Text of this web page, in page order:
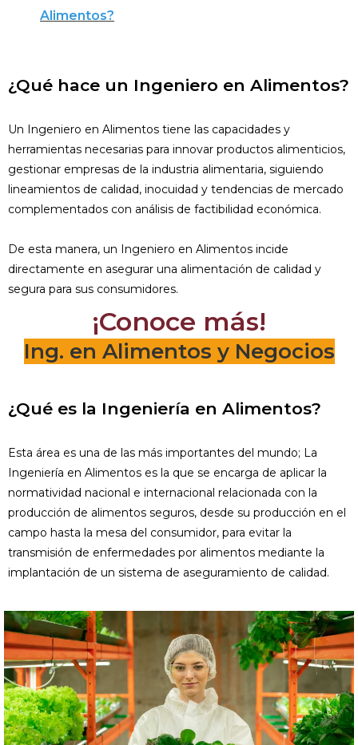
Alimentos?
¿Qué hace un Ingeniero en Alimentos?
Un Ingeniero en Alimentos tiene las capacidades y
herramientas necesarias para innovar productos alimenticios,
gestionar empresas de la industria alimentaria, siguiendo
lineamientos de calidad, inocuidad y tendencias de mercado
complementados con análisis de factibilidad económica.
De esta manera, un Ingeniero en Alimentos incide
directamente en asegurar una alimentación de calidad y
segura para sus consumidores.
¡Conoce más!
Ing. en Alimentos y Negocios
¿Qué es la Ingeniería en Alimentos?
Esta área es una de las más importantes del mundo; La
Ingeniería en Alimentos es la que se encarga de aplicar la
normatividad nacional e internacional relacionada con la
producción de alimentos seguros, desde su producción en el
campo hasta la mesa del consumidor, para evitar la
transmisión de enfermedades por alimentos mediante la
implantación de un sistema de aseguramiento de calidad.